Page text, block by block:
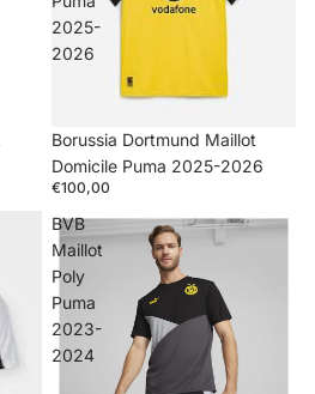
2025-
2026
Borussia Dortmund Maillot
Domicile Puma 2025-2026
€100,00
BVB
Maillot
Poly
Puma
2023-
2024